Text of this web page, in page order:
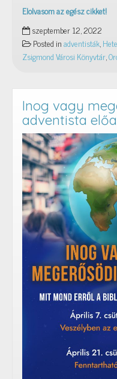
Elolvasom az egész cikket!
Akit
nem
tört
meg
vihar
–
adventista
előadássorozat
szeptember 12, 2022
Posted inadventisták,
Zsigmond Városi Könyvtár,
Inog vagy
adventista